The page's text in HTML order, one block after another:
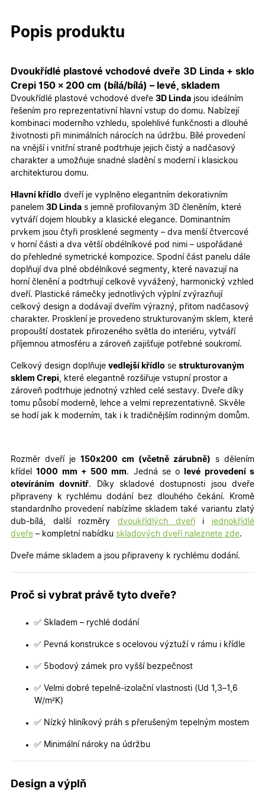
Popis produktu
Dvoukřídlé plastové vchodové dveře 3D Linda + sklo
Crepi 150 × 200 cm (bílá/bílá) – levé, skladem
Dvoukřídlé plastové vchodové dveře 3D Linda jsou ideálním
řešením pro reprezentativní hlavní vstup do domu. Nabízejí
kombinaci moderního vzhledu, spolehlivé funkčnosti a dlouhé
životnosti při minimálních nárocích na údržbu. Bílé provedení
na vnější i vnitřní straně podtrhuje jejich čistý a nadčasový
charakter a umožňuje snadné sladění s moderní i klasickou
architekturou domu.
Hlavní křídlo dveří je vyplněno elegantním dekorativním
panelem 3D Linda s jemně profilovaným 3D členěním, které
vytváří dojem hloubky a klasické elegance. Dominantním
prvkem jsou čtyři prosklené segmenty – dva menší čtvercové
v horní části a dva větší obdélníkové pod nimi – uspořádané
do přehledné symetrické kompozice. Spodní část panelu dále
doplňují dva plné obdélníkové segmenty, které navazují na
horní členění a podtrhují celkově vyvážený, harmonický vzhled
dveří. Plastické rámečky jednotlivých výplní zvýrazňují
celkový design a dodávají dveřím výrazný, přitom nadčasový
charakter. Prosklení je provedeno strukturovaným sklem, které
propouští dostatek přirozeného světla do interiéru, vytváří
příjemnou atmosféru a zároveň zajišťuje potřebné soukromí.
Celkový design doplňuje vedlejší křídlo se strukturovaným
sklem Crepi, které elegantně rozšiřuje vstupní prostor a
zároveň podtrhuje jednotný vzhled celé sestavy. Dveře díky
tomu působí moderně, lehce a velmi reprezentativně. Skvěle
se hodí jak k moderním, tak i k tradičnějším rodinným domům.
Rozměr dveří je 150x200 cm (včetně zárubně) s dělením
křídel1000 mm + 500 mm. Jedná se o
levé provedení s
otevíráním dovnitř. Díky skladové dostupnosti jsou dveře
připraveny k rychlému dodání bez dlouhého čekání. Kromě
standardního provedení nabízíme skladem také variantu zlatý
dub-bílá, další rozměry dvoukřídlých dveříi jednokřídlé
dveře – kompletní nabídku skladových dveří naleznete zde.
Dveře máme skladem a jsou připraveny k rychlému dodání.
Proč si vybrat právě tyto dveře?
✅ Skladem – rychlé dodání
✅ Pevná konstrukce s ocelovou výztuží v rámu i křídle
✅ 5bodový zámek pro vyšší bezpečnost
✅ Velmi dobré tepelně-izolační vlastnosti (Ud 1,3–1,6
W/m²K)
✅ Nízký hliníkový práh s přerušeným tepelným mostem
✅ Minimální nároky na údržbu
Design a výplň